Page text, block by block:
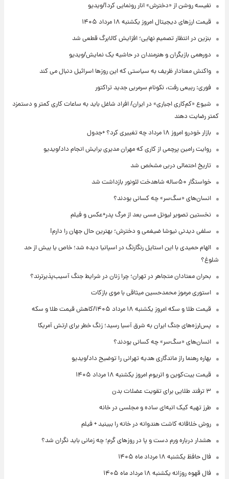
نفیسه روشن از «دخترش» انار رونمایی کرد!/ویدیو
قیمت ارزهای دیجیتال امروز یکشنبه ۱۸ مرداد ۱۴۰۵
بنزین در انتظار تصمیم نهایی؛ افزایش کالابرگ قطعی شد
دورهمی بازیگران و هنرمندان در حاشیه یک نمایش/ویدیو
واکنش معنادار ظریف به سیاستی که این روزها اسرائیل دنبال می کند
فوری: ربیعی رفت، نکونام سرمربی جدید تراکتور
شیوع «کم‌کاری اجباری» در ایران/ افراد شاغل باید به ساعات کاری کمتر و دستمزد
کمتر رضایت دهند
بازار خودرو امروز ۱۸ مرداد چه تغییری کرد؟ +جدول
روایت رامین پرچمی از کاری که مهران مدیری برایش انجام داد/ویدیو
تاریخ احتمالی دربی مشخص شد
خواستگار ۵۰ساله شاهدخت لئونور بازداشت شد
انسان‌های «سگ‌سر» چه کسانی بودند؟
نخستین تصویر لیونل مسی بعد از مرگ پدر+عکس و فیلم
سلفی دیدنی نیوشا ضیغمی و دخترش؛ بهترین حال جهان را دارم!
الهام حمیدی با این استایل رنگارنگ در اسپانیا دیده شد؛ خاص یا بیش از حد
شلوغ؟
بحران معتادان متجاهر در تهران؛ چرا زنان در شرایط جنگ آسیب‌پذیرترند؟
استوری مرموز محمدحسین میثاقی با موی بازکات
قیمت طلا و سکه امروز یکشنبه ۱۸ مرداد ۱۴۰۵/کاهش قیمت طلا و سکه
پس‌لرزه‌های جنگ ایران به شرق آسیا رسید؛ زنگ خطر برای ارتش آمریکا
انسان‌های «سگ‌سر» چه کسانی بودند؟
بهاره رهنما راز ماندگاری هدیه تهرانی را توضیح داد/ویدیو
قیمت بیت‌کوین و اتریوم امروز یکشنبه ۱۸ مرداد ۱۴۰۵
۳ ترفند طلایی برای تقویت عضلات بدن
طرز تهیه کیک انبه‌ای ساده و مجلسی در خانه
روش خلاقانه کاشت هندوانه در خانه را ببینید + فیلم
هشدار درباره ورم دست و پا در روزهای گرم؛ چه زمانی باید نگران شد؟
فال حافظ یکشنبه ۱۸ مرداد ماه ۱۴۰۵
فال قهوه روزانه یکشنبه ۱۸ مرداد ماه ۱۴۰۵